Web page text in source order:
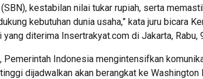
(SBN), kestabilan nilai tukar rupiah, serta
kebutuhan dunia usaha,” kata juru bicara
diterima Insertrakyat.com di Jakarta, Rabu,
Indonesia mengintensifkan
dijadwalkan akan berangkat ke Washington